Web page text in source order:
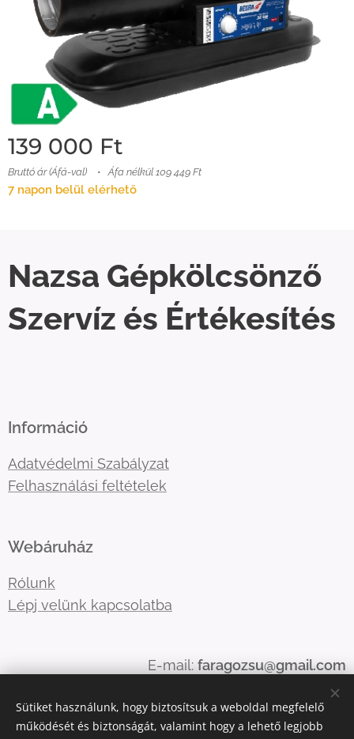
139 000 Ft
Bruttó ár (Áfá-val) Áfa nélkül 109 449 Ft
7 napon belül elérhető
Nazsa Gépkölcsönző
Szervíz és Értékesítés
Információ
Adatvédelmi Szabályzat
Felhasználási feltételek
Webáruház
Rólunk
Lépj velünk kapcsolatba
E-mail: faragozsu@gmail.com
06204795082 0696422816
06209527084
Sütiket használunk, hogy biztosítsuk a weboldal megfelelő
működését és biztonságát, valamint hogy a lehető legjobb